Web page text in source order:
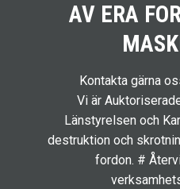
AV ERA
Kontakta gärna
Vi är
Länstyrelsen och
destruktion och
fordon. #